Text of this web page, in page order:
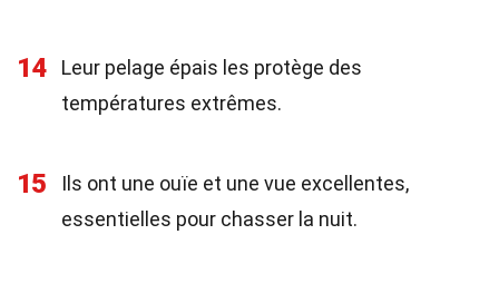
14
Leur pelage épais les protège des
températures extrêmes.
15
Ils ont une ouïe et une vue excellentes,
essentielles pour chasser la nuit.